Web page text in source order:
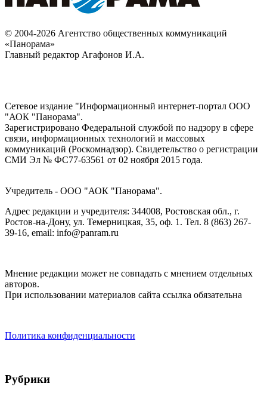
© 2004-2026 Агентство общественных коммуникаций
«Панорама»
Главный редактор Агафонов И.А.
Сетевое издание "Информационный интернет-портал ООО
"АОК "Панорама".
Зарегистрировано Федеральной службой по надзору в сфере
связи, информационных технологий и массовых
коммуникаций (Роскомнадзор). Cвидетельство о регистрации
СМИ Эл № ФС77-63561 от 02 ноября 2015 года.
Учредитель - ООО "АОК "Панорама".
Адрес редакции и учредителя: 344008, Ростовская обл., г.
Ростов-на-Дону, ул. Темерницкая, 35, оф. 1. Тел. 8 (863) 267-
39-16, email: info@panram.ru
Мнение редакции может не совпадать с мнением отдельных
авторов.
При использовании материалов сайта ссылка обязательна
Политика конфиденциальности
Рубрики